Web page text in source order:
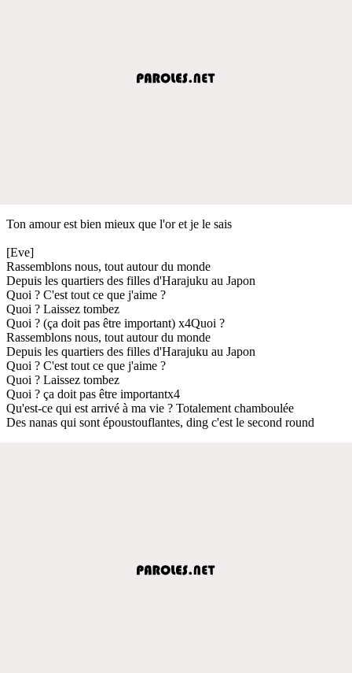
Ton amour est bien mieux que l'or et je le sais
[Eve]
Rassemblons nous, tout autour du monde
Depuis les quartiers des filles d'Harajuku au Japon
Quoi ? C'est tout ce que j'aime ?
Quoi ? Laissez tombez
Quoi ? (ça doit pas être important) x4Quoi ?
Rassemblons nous, tout autour du monde
Depuis les quartiers des filles d'Harajuku au Japon
Quoi ? C'est tout ce que j'aime ?
Quoi ? Laissez tombez
Quoi ? ça doit pas être importantx4
Qu'est-ce qui est arrivé à ma vie ? Totalement chamboulée
Des nanas qui sont époustouflantes, ding c'est le second round